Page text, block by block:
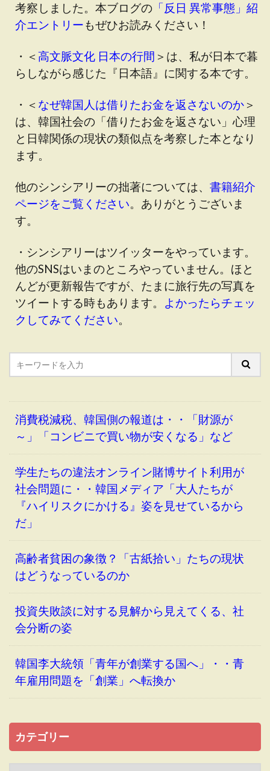
考察しました。本ブログの 「反日 異常事態」紹
介エントリーもぜひお読みください！
・＜高文脈文化 日本の行間 ＞は、私が日本で暮
らしながら感じた『日本語』に関する本です。
・＜ なぜ韓国人は借りたお金を返さないのか＞
は、韓国社会の「借りたお金を返さない」心理
と日韓関係の現状の類似点を考察した本となり
ます。
他のシンシアリーの拙著については、 書籍紹介
ページをご覧ください。ありがとうございま
す。
・シンシアリーはツイッターをやっています。
他のSNSはいまのところやっていません。ほと
んどが更新報告ですが、たまに旅行先の写真を
ツイートする時もあります。 よかったらチェッ
クしてみてください。
消費税減税、韓国側の報道は・・「財源が
～」「コンビニで買い物が安くなる」など
学生たちの違法オンライン賭博サイト利用が
社会問題に・・韓国メディア「大人たちが
『ハイリスクにかける』姿を見せているから
だ」
高齢者貧困の象徴？「古紙拾い」たちの現状
はどうなっているのか
投資失敗談に対する見解から見えてくる、社
会分断の姿
韓国李大統領「青年が創業する国へ」・・青
年雇用問題を「創業」へ転換か
カテゴリー